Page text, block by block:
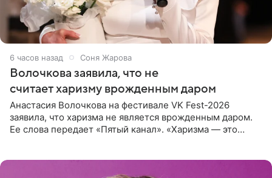
6 часов назад Соня Жарова
Волочкова заявила, что не
считает харизму врожденным даром
Анастасия Волочкова на фестивале VK Fest-2026
заявила, что харизма не является врожденным даром.
Ее слова передает «Пятый канал». «Харизма — это